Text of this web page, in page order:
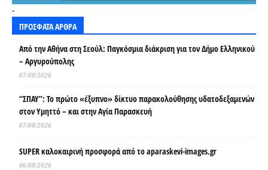
-
ΠΡΟΣΦΑΤΑ ΑΡΘΡΑ
Από την Αθήνα στη Σεούλ: Παγκόσμια διάκριση για τον Δήμο Ελληνικού
– Αργυρούπολης
07/08/2026
“ΣΠΑΥ”: Το πρώτο «έξυπνο» δίκτυο παρακολούθησης υδατοδεξαμενών
στον Υμηττό – και στην Αγία Παρασκευή
07/08/2026
SUPER καλοκαιρινή προσφορά από το aparaskevi-images.gr
06/08/2026